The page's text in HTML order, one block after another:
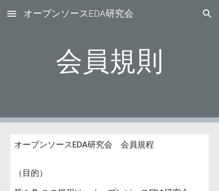
Skip to main content Skip to navigation
オープンソースEDA研究会
会員規則
オープンソースEDA研究会 会員規程
（目的）